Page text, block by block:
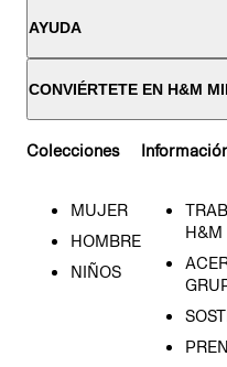
AYUDA
CONVIÉRTETE EN H&M
Colecciones
MUJER
HOMBRE
NIÑOS
H&M